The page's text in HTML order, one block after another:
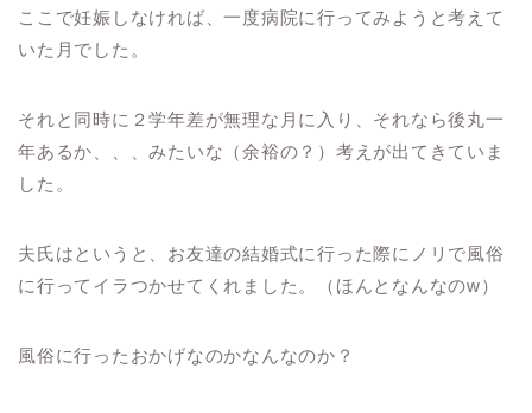
ここで妊娠しなければ、一度病院に行ってみようと考えて
いた月でした。
それと同時に２学年差が無理な月に入り、それなら後丸一
年あるか、、、みたいな（余裕の？）考えが出てきていま
した。
夫氏はというと、お友達の結婚式に行った際にノリで風俗
に行ってイラつかせてくれました。（ほんとなんなのw）
風俗に行ったおかげなのかなんなのか？